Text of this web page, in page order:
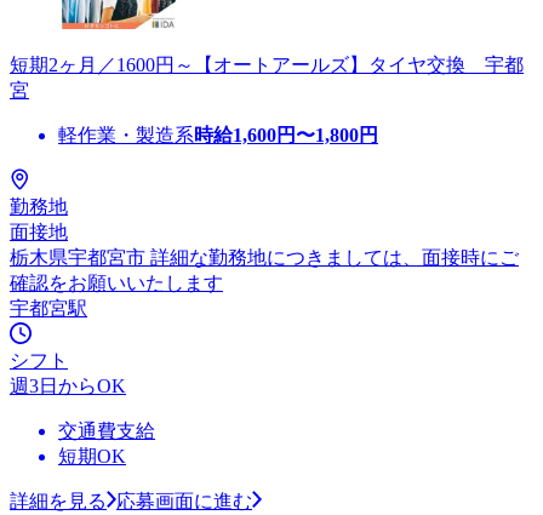
短期2ヶ月／1600円～【オートアールズ】タイヤ交換 宇都
宮
軽作業・製造系時給1,600円〜1,800円
勤務地
面接地
栃木県宇都宮市 詳細な勤務地につきましては、面接時にご
確認をお願いいたします
宇都宮駅
シフト
週3日からOK
交通費支給
短期OK
詳細を見る 応募画面に進む